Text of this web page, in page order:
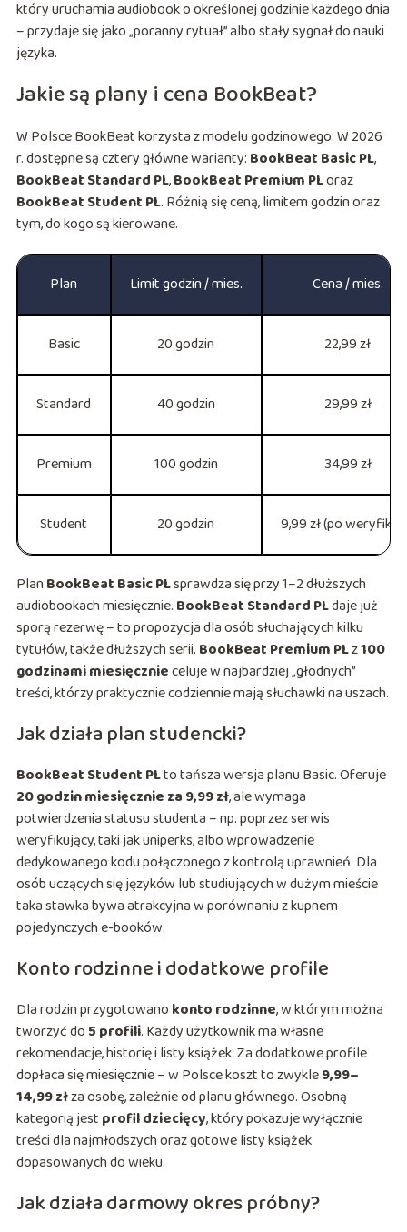
który uruchamia audiobook o określonej godzinie każdego dnia
– przydaje się jako „poranny rytuał” albo stały sygnał do nauki
języka.
Jakie są plany i cena BookBeat?
W Polsce BookBeat korzysta z modelu godzinowego. W 2026
r. dostępne są cztery główne warianty: BookBeat Basic PL,
BookBeat Standard PL,BookBeat Premium PLoraz
BookBeat Student PL. Różnią się ceną, limitem godzin oraz
tym, do kogo są kierowane.
Plan Limit godzin / mies. Cena / mies.
Basic 20 godzin 22,99 zł
Standard 40 godzin 29,99 zł
Premium 100 godzin 34,99 zł
Student 20 godzin 9,99 zł (po
PlanBookBeat Basic PLsprawdza się przy 1–2 dłuższych
audiobookach miesięcznie. BookBeat Standard PLdaje już
sporą rezerwę – to propozycja dla osób słuchających kilku
tytułów, także dłuższych serii. BookBeat Premium PLz100
godzinami miesięcznieceluje w najbardziej „głodnych”
treści, którzy praktycznie codziennie mają słuchawki na uszach.
Jak działa plan studencki?
BookBeat Student PLto tańsza wersja planu Basic. Oferuje
20 godzin miesięcznie za 9,99 zł, ale wymaga
potwierdzenia statusu studenta – np. poprzez serwis
weryfikujący, taki jak uniperks, albo wprowadzenie
dedykowanego kodu połączonego z kontrolą uprawnień. Dla
osób uczących się języków lub studiujących w dużym mieście
taka stawka bywa atrakcyjna w porównaniu z kupnem
pojedynczych e-booków.
Konto rodzinne i dodatkowe profile
Dla rodzin przygotowano konto rodzinne, w którym można
tworzyć do 5 profili. Każdy użytkownik ma własne
rekomendacje, historię i listy książek. Za dodatkowe profile
dopłaca się miesięcznie – w Polsce koszt to zwykle9,99–
14,99 złza osobę, zależnie od planu głównego. Osobną
kategorią jest profil dziecięcy, który pokazuje wyłącznie
treści dla najmłodszych oraz gotowe listy książek
dopasowanych do wieku.
Jak działa darmowy okres próbny?